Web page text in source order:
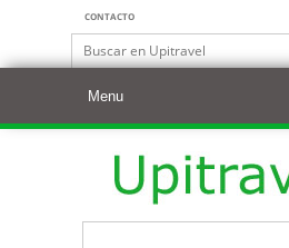
CONTACTO